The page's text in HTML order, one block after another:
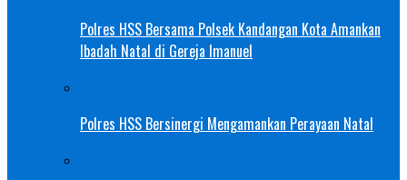
Polres HSS Bersama Polsek Kandangan Kota Amankan
Ibadah Natal di Gereja Imanuel
Polres HSS Bersinergi Mengamankan Perayaan Natal